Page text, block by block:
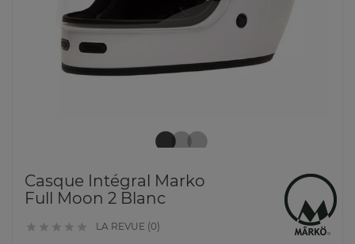
Casque Intégral Marko
Full Moon 2 Blanc
     LA REVUE (0)